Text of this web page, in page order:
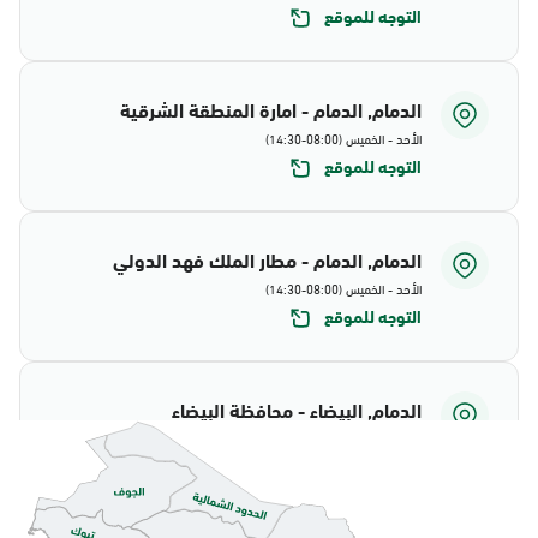
التوجه للموقع
الدمام, الدمام - امارة المنطقة الشرقية
الأحد - الخميس (08:00-14:30)
التوجه للموقع
الدمام, الدمام - مطار الملك فهد الدولي
الأحد - الخميس (08:00-14:30)
التوجه للموقع
الدمام, البيضاء - محافظة البيضاء